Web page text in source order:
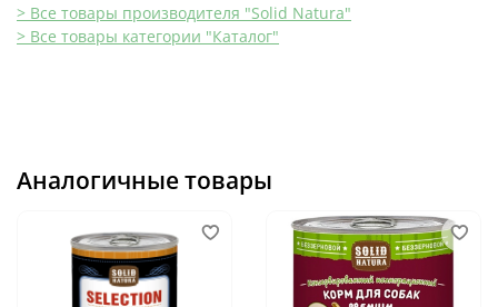
> Все товары производителя "Solid Natura"
> Все товары категории "Каталог"
Аналогичные товары